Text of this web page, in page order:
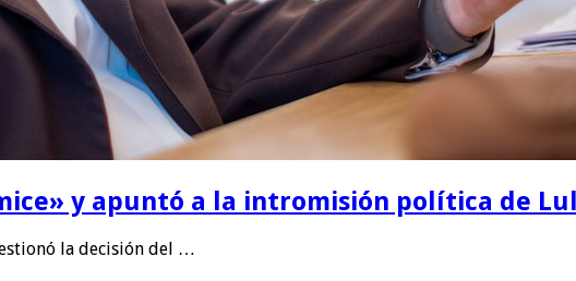
y apuntó a la intromisión política de
la decisión del …